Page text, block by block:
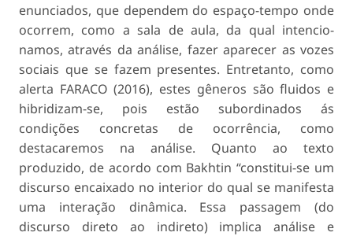
enunciados, que dependem do espaço-tempo onde
ocorrem, como a sala de aula, da qual intencio­
namos, através da análise, fazer aparecer as vozes
sociais que se fazem presentes. Entretanto, como
alerta FARACO (2016), estes gêneros são fluidos e
hibridizam-se, pois estão subordinados ás
condições concretas de ocorrência, como
destacaremos na análise. Quanto ao texto
produzido, de acordo com Bakhtin “constitui-se um
discurso encaixado no in­terior do qual se manifesta
uma interação dinâmica. Essa passagem (do
discurso direto ao indireto) impli­ca análise e